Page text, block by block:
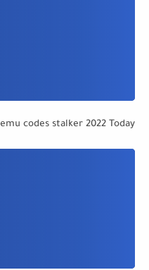
codes stalker 2022 Today